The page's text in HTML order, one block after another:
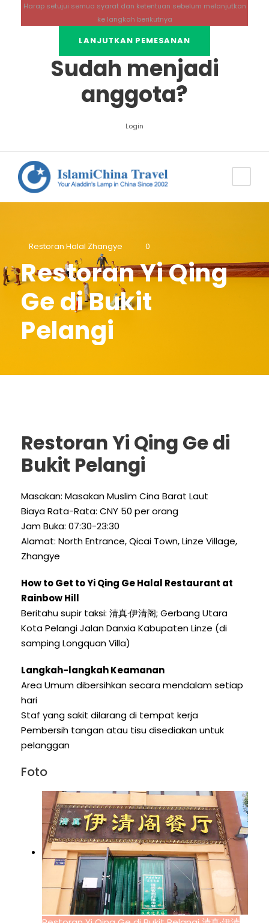
Harap setujui semua syarat dan ketentuan sebelum melanjutkan
ke langkah berikutnya
Sudah menjadi
anggota?
Login
Restoran Halal Zhangye 0
Restoran Yi Qing
Ge di Bukit
Pelangi
Restoran Yi Qing Ge di
Bukit Pelangi
Masakan: Masakan Muslim Cina Barat Laut
Biaya Rata-Rata: CNY 50 per orang
Jam Buka: 07:30-23:30
Alamat: North Entrance,Qicai Town,Linze Village,
Zhangye
How to Get to Yi Qing Ge Halal Restaurant at
Rainbow Hill
Beritahu supir taksi: 清真·伊清阁; Gerbang Utara
Kota Pelangi Jalan Danxia Kabupaten Linze (di
samping Longquan Villa)
Langkah-langkah Keamanan
Area Umum dibersihkan secara mendalam setiap
hari
Staf yang sakit dilarang di tempat kerja
Pembersih tangan atau tisu disediakan untuk
pelanggan
Foto